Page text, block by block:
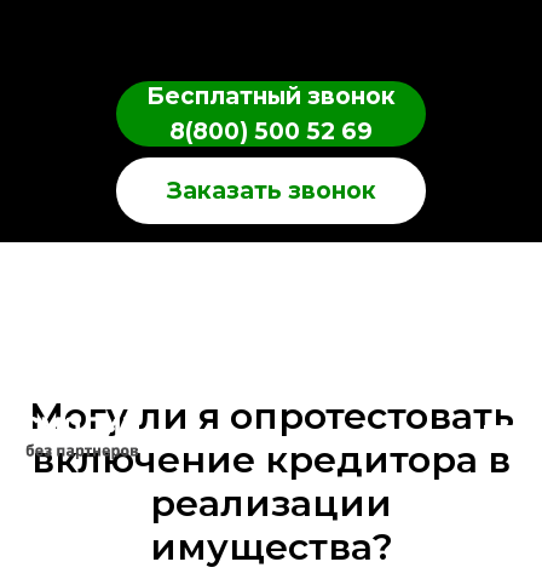
Бесплатный звонок
8(800) 500 52 69
Заказать звонок
Могу ли я опротестовать
включение кредитора в
реализации
имущества?